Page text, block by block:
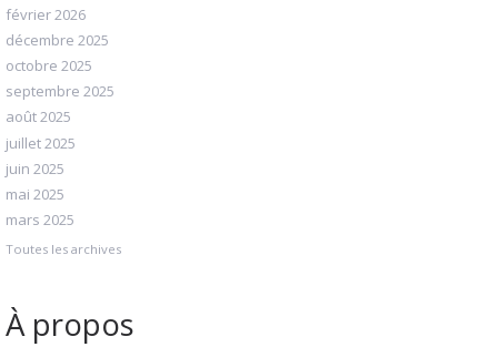
février 2026
décembre 2025
octobre 2025
septembre 2025
août 2025
juillet 2025
juin 2025
mai 2025
mars 2025
Toutes les archives
À propos